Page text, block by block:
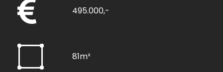
495.000,-
81m²